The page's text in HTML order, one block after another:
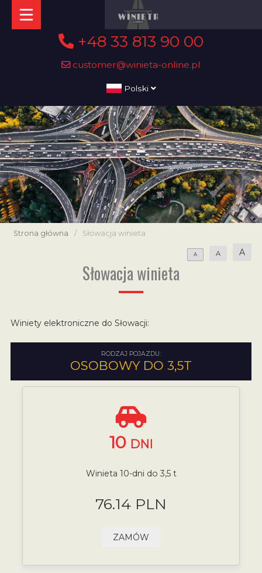
+48 33 813 90 00
customer@winieta-online.pl
Polski
Strona główna / Słowacja winieta
A A A
Słowacja winieta
Winiety elektroniczne do Słowacji:
RODZAJ POJAZDU:
OSOBOWY DO 3,5T
10 DNI
Winieta 10-dni do 3,5 t
76.14 PLN
ZAMÓW